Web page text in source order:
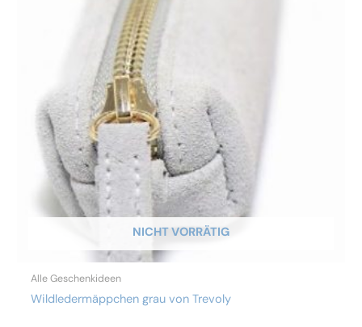
NICHT VORRÄTIG
Alle Geschenkideen
Wildledermäppchen grau von Trevoly